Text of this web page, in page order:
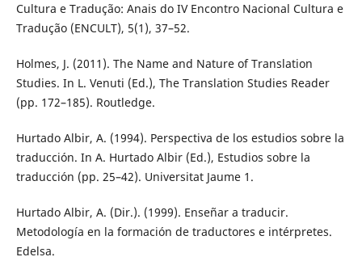
Cultura e Tradução: Anais do IV Encontro Nacional Cultura e
Tradução (ENCULT), 5(1), 37–52.
Holmes, J. (2011). The Name and Nature of Translation
Studies. In L. Venuti (Ed.), The Translation Studies Reader
(pp. 172–185). Routledge.
Hurtado Albir, A. (1994). Perspectiva de los estudios sobre la
traducción. In A. Hurtado Albir (Ed.), Estudios sobre la
traducción (pp. 25–42). Universitat Jaume 1.
Hurtado Albir, A. (Dir.). (1999). Enseñar a traducir.
Metodología en la formación de traductores e intérpretes.
Edelsa.